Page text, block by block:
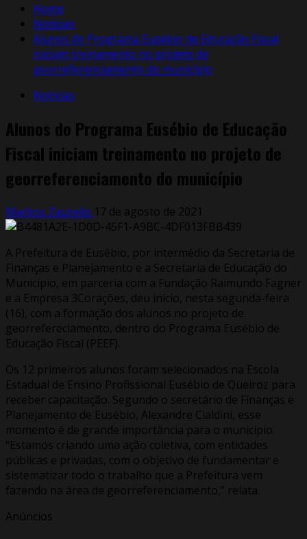
Home
Notícias
Alunos do Programa Eusébio de Educação Fiscal
iniciam treinamento no projeto de
georreferenciamento do município
Notícias
Alunos do Programa Eusébio de Educação
Fiscal iniciam treinamento no projeto de
georreferenciamento do município
Markos Zaurelio 17 de agosto de 2021
A Prefeitura de Eusébio, por intermédio da Secretaria de
Finanças e Planejamento e a Secretaria de Educação do
Município, em parceria com a Fundação Raimundo Fagner
e a Empresa 3Corações, deu início, nesta segunda-feira
(16), com a formação dos alunos no projeto de
georrefereciamento, dentro do Programa Eusébio de
Educação Fiscal (PEEF).
Os 12 primeiros alunos foram selecionados na Escola
Estadual de Ensino Profissional Eusébio de Queiroz para
receber capacitação. Segundo o secretário de Finanças e
Planejamento de Eusébio, Alexandre Cialdini, esse
momento é de grande importância para o município.
“Estamos criando uma ação coletiva, com entidades
públicas e privadas, com o objetivo de fundamentar e
sistematizar todo o trabalho que a Prefeitura vem
fazendo na área de georreferenciamento,” relata.
Anúncios